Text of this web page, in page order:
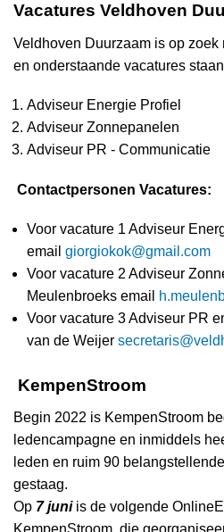
Vacatures Veldhoven
Veldhoven Duurzaam is op zoek
en onderstaande vacatures
Adviseur Energie Profiel
Adviseur Zonnepanelen
Adviseur PR - Communicatie
Contactpersonen Vacatures:
Voor vacature 1 Adviseur
email giorgiokok@gmail.com
Voor vacature 2 Adviseur
Meulenbroeks email
Voor vacature 3 Adviseur PR
van de Weijer
KempenStroom
Begin 2022 is KempenStroom
ledencampagne en inmiddels
leden en ruim 90
gestaag.
Op 7 juni is de volgende